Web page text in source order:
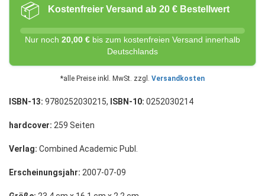
📦 Kostenfreier Versand ab 20 € Bestellwert
Nur noch 20,00 € bis zum kostenfreien Versand innerhalb
Deutschlands
*alle Preise inkl. MwSt. zzgl. Versandkosten
ISBN-13: 9780252030215, ISBN-10: 0252030214
hardcover: 259 Seiten
Verlag: Combined Academic Publ.
Erscheinungsjahr: 2007-07-09